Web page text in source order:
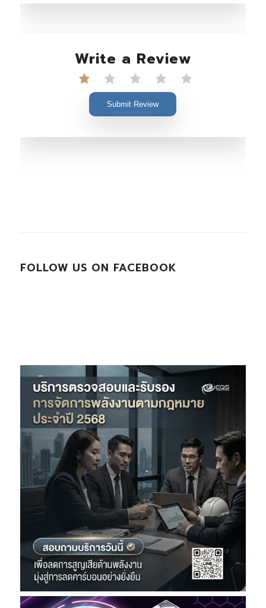
Write a Review
Submit Review
FOLLOW US ON FACEBOOK